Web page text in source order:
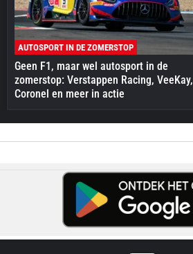
AUTOSPORT IN DE ZOMERSTOP
Geen F1, maar wel autosport in de
zomerstop: Verstappen Racing, VeeKay,
Coronel en meer in actie